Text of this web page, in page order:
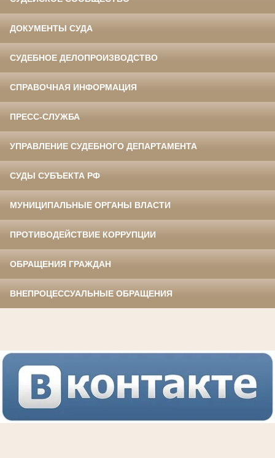
ДОКУМЕНТЫ СУДА
СУДЕБНОЕ ДЕЛОПРОИЗВОДСТВО
СПРАВОЧНАЯ ИНФОРМАЦИЯ
ПРЕСС-СЛУЖБА
УПРАВЛЕНИЕ СУДЕБНОГО ДЕПАРТАМЕНТА
СУДЫ СУБЪЕКТА РФ
МУНИЦИПАЛЬНЫЕ ОРГАНЫ ВЛАСТИ
ПРОТИВОДЕЙСТВИЕ КОРРУПЦИИ
ОБРАЩЕНИЯ ГРАЖДАН
ВНЕПРОЦЕССУАЛЬНЫЕ ОБРАЩЕНИЯ